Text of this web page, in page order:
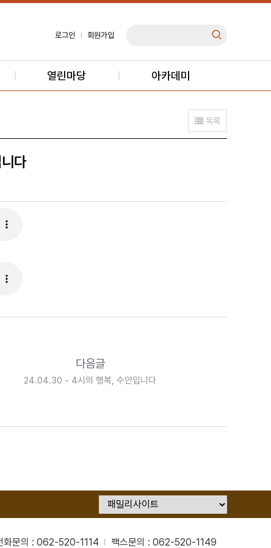
로그인 회원가입
열린마당 아카데미
목록
다
다음글
24.04.30 - 4시의 행복, 수안입니다
화문의 : 062-520-1114 팩스문의 : 062-520-1149